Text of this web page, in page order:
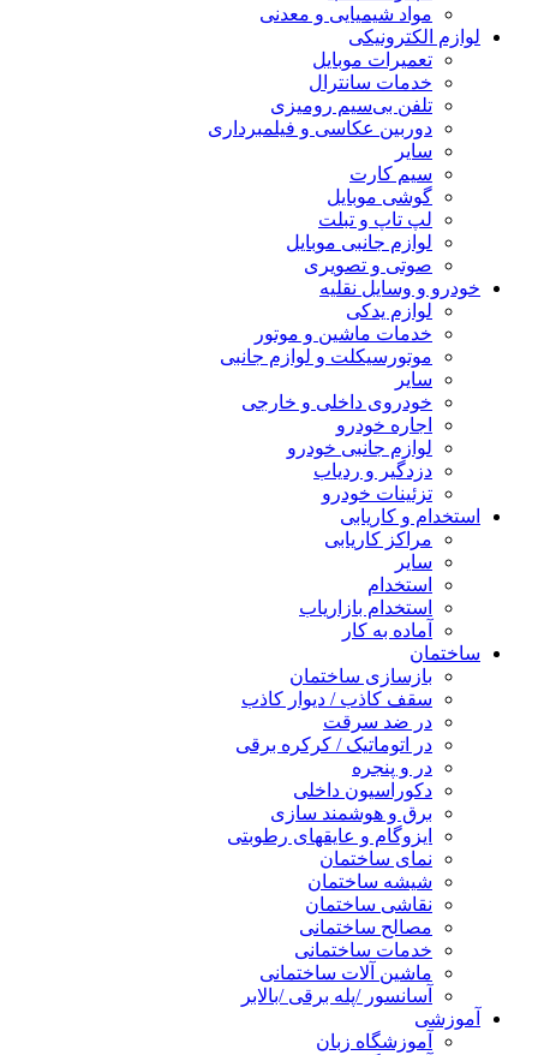
مواد شیمیایی و معدنی
لوازم الکترونیکی
تعمیرات موبایل
خدمات سانترال
تلفن بی‌سیم رومیزی
دوربین عکاسی و فیلمبرداری
سایر
سیم کارت
گوشی موبایل
لپ تاپ و تبلت
لوازم جانبی موبایل
صوتی و تصویری
خودرو و وسایل نقلیه
لوازم یدکی
خدمات ماشین و موتور
موتورسیکلت و لوازم جانبی
سایر
خودروی داخلی و خارجی
اجاره خودرو
لوازم جانبی خودرو
دزدگیر و ردیاب
تزئینات خودرو
استخدام و کاریابی
مراکز کاریابی
سایر
استخدام
استخدام بازاریاب
آماده به کار
ساختمان
بازسازی ساختمان
سقف کاذب / دیوار کاذب
در ضد سرقت
در اتوماتیک / کرکره برقی
در و پنجره
دکوراسیون داخلی
برق و هوشمند سازی
ایزوگام و عایقهای رطوبتی
نمای ساختمان
شیشه ساختمان
نقاشی ساختمان
مصالح ساختمانی
خدمات ساختمانی
ماشین آلات ساختمانی
آسانسور /پله برقی /بالابر
آموزشی
آموزشگاه زبان